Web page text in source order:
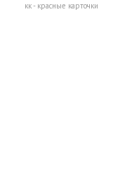
кк - красные карточки